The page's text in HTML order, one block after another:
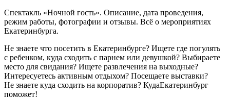
Спектакль «Ночной гость». Описание, дата проведения,
режим работы, фотографии и отзывы. Всё о мероприятиях
Екатеринбурга.
Не знаете что посетить в Екатеринбурге? Ищете где погулять
с ребенком, куда сходить с парнем или девушкой? Выбираете
место для свидания? Ищете развлечения на выходные?
Интересуетесь активным отдыхом? Посещаете выставки?
Не знаете куда сходить на корпоратив? КудаЕкатеринбург
поможет!